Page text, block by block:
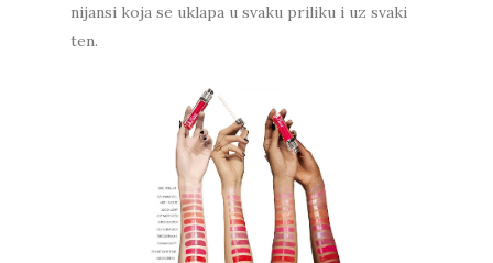
nijansi koja se uklapa u svaku priliku i uz svaki
ten.